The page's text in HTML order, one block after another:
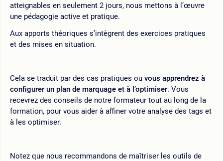
atteignables en seulement 2 jours, nous mettons à l’œuvre
une pédagogie active et pratique.
Aux apports théoriques s’intègrent des exercices pratiques
et des mises en situation.
Cela se traduit par des cas pratiques ou vous apprendrez à
configurer un plan de marquage et à l’optimiser. Vous
recevrez des conseils de notre formateur tout au long de la
formation, pour vous aider à affiner votre analyse des tags et
à les optimiser.
Notez que nous recommandons de maîtriser les outils de